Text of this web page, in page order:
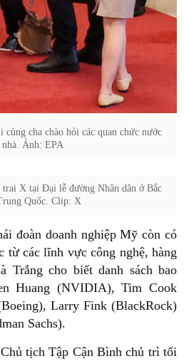
cha chào hỏi các quan chức nước
nhà. Ảnh: EPA
X tại Đại lễ đường Nhân dân ở Bắc
Quốc. Clip: X
đoàn doanh nghiệp Mỹ còn có
từ các lĩnh vực công nghệ, hàng
Trắng cho biết danh sách bao
Huang (NVIDIA), Tim Cook
Larry Fink (BlackRock)
Sachs).
tịch Tập Cận Bình chủ trì tối